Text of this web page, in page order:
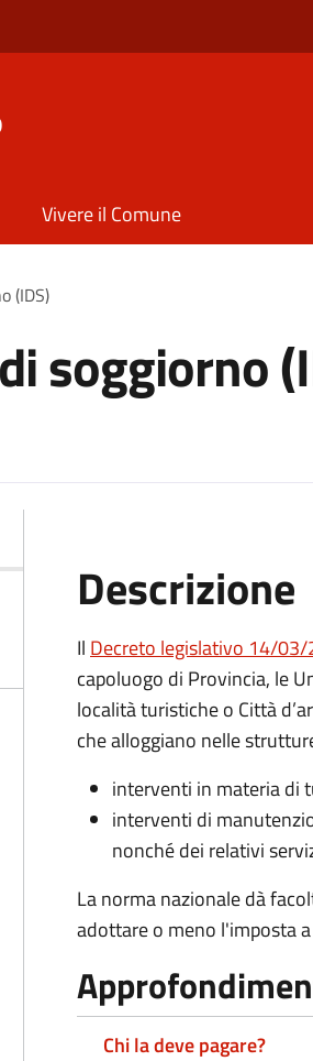
Vivere il Comune
(IDS)
soggiorno
Descrizione
Il Decreto legislativo 14/
capoluogo di Provincia, le
località turistiche o Città
che alloggiano nelle
interventi in materia di
interventi di
nonché dei relativi
La norma nazionale dà
adottare o meno l'imposta
Chi la deve pagare?